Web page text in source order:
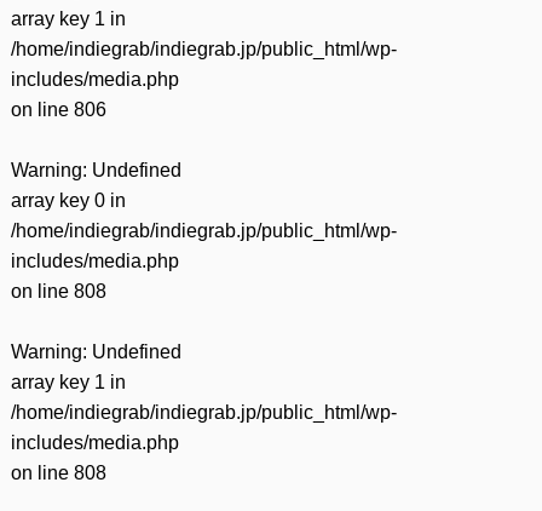
array key 1 in
/home/indiegrab/indiegrab.jp/public_html/wp-
includes/media.php
on line 806
Warning: Undefined
array key 0 in
/home/indiegrab/indiegrab.jp/public_html/wp-
includes/media.php
on line 808
Warning: Undefined
array key 1 in
/home/indiegrab/indiegrab.jp/public_html/wp-
includes/media.php
on line 808